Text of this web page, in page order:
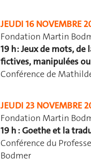
JEUDI 16 NOVEMBRE
Fondation Martin
19 h : Jeux de mots,
fictives, manipulées
Conférence de
JEUDI 23 NOVEMBRE
Fondation Martin
19 h : Goethe et la
Conférence du
Bodmer